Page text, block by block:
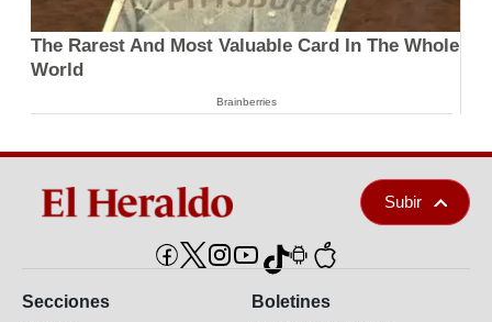
The Rarest And Most Valuable Card In The Whole
World
Brainberries
Subir
Secciones Boletines